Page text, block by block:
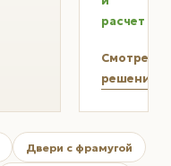
расчет
Смотреть
решения
Двери с фрамугой